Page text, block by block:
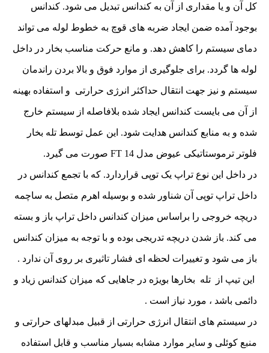
کل آن و یا مقداری از آن به کندانس تبدیل می شود. کندانس
بوجود آمده ضمن ایجاد ضربه های قوچ به خطوط لوله می تواند
دمای سیستم را کاهش دهد. و مانع حرکت مناسب بخار در داخل
لوله ها گردد. برای جلوگیری از موارد فوق و بالا بردن راندمان
سیستم و نیز جهت انتقال حداکثر انرژی حرارتی و استفاده بهینه
از آن می بایست کندانس ایجاد شده بلافاصله از سیستم خارج
شده و به منابع کندانس هدایت شود. این عمل توسط تله بخار
فلوتر ترموستاتیکی عیوض مدل FT 14 صورت می گیرد.
در داخل این نوع تراپ یک توپی قراردارد. که با تجمع کندانس در
داخل تراپ توپی آن شناور شده و بوسیله اهرم متصل به ساچمه
دریچه خروجی را براساس میزان کندانس داخل تراپ باز و بسته
می کند. باز شدن دریچه تدریجی بوده و با توجه به میزان کندانس
باز می شود و تغییرات لحظه ای فشار تاثیری بر روی آن ندارد .
این تیپ از تله بخارها بویژه در جاهایی که میزان کندانس زیاد و
دائمی باشد ، مورد نیاز است .
در سیستم های انتقال انرژی حرارتی از قبیل مبدلهای حرارتی و
منبع کوئلی و سایر موارد مشابه بسیار مناسب و قابل استفاده